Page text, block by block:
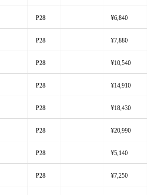
P28 ¥6,840
P28 ¥7,880
P28 ¥10,540
P28 ¥14,910
P28 ¥18,430
P28 ¥20,990
P28 ¥5,140
P28 ¥7,250